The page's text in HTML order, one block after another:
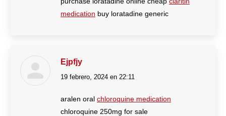
medication buy loratadine generic
Ejpfjy
dice:
19 febrero, 2024 en 22:11
aralen oral chloroquine medication
chloroquine 250mg for sale